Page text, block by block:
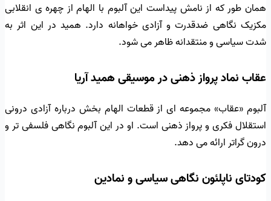
همان طور که از نامش پیداست این آلبوم با الهام از چهره ی انقلابی
مکزیک نگاهی ضدقدرت و آزادی خواهانه دارد. همید در این اثر به
شدت سیاسی و منتقدانه ظاهر می شود.
عقاب نماد پرواز ذهنی در موسیقی همید آریا
آلبوم «عقاب» مجموعه ای از قطعات الهام بخش درباره آزادی درونی
استقلال فکری و پرواز ذهنی است. او در این آلبوم نگاهی فلسفی تر و
درون گراتر ارائه می دهد.
کودتای ناپلئون نگاهی سیاسی و نمادین